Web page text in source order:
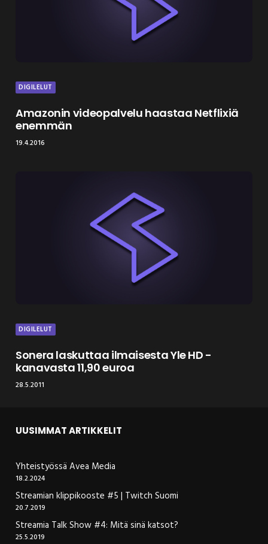
DIGILELUT
Amazonin videopalvelu haastaa Netflixiä
enemmän
19.4.2016
DIGILELUT
Sonera laskuttaa ilmaisesta Yle HD -
kanavasta 11,90 euroa
28.5.2011
UUSIMMAT ARTIKKELIT
Yhteistyössä Avea Media
18.2.2024
Streamian klippikooste #5 | Twitch Suomi
20.7.2019
Streamia Talk Show #4: Mitä sinä katsot?
25.5.2019